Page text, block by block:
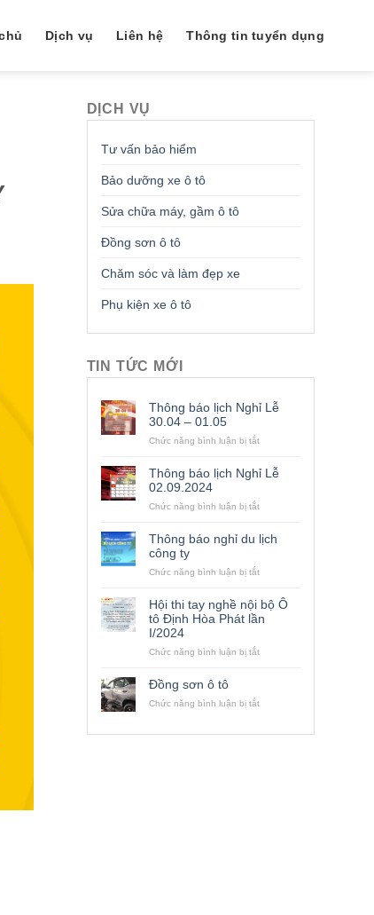
Dịch vụ Liên hệ Thông tin tuyển dụng
DỊCH VỤ
Tư vấn bảo hiểm
Bảo dưỡng xe ô tô
Sửa chữa máy, gầm ô tô
Đồng sơn ô tô
Chăm sóc và làm đẹp xe
Phụ kiện xe ô tô
TIN TỨC MỚI
Thông báo lịch Nghỉ Lễ
30.04 – 01.05
Chức năng bình luận bị tắtở
báo
lịch
Lễ
–
01.05
Thông báo lịch Nghỉ Lễ
02.09.2024
Chức năng bình luận bị tắtở
lịch
Lễ
Thông báo nghỉ du lịch
công ty
Chức năng bình luận bị tắtở
nghỉ
du
công
Hội thi tay nghề nội bộ Ô
tô Định Hòa Phát lần
I/2024
Chức năng bình luận bị tắtở
nghề
Đồng sơn ô tô
Chức năng bình luận bị tắtở